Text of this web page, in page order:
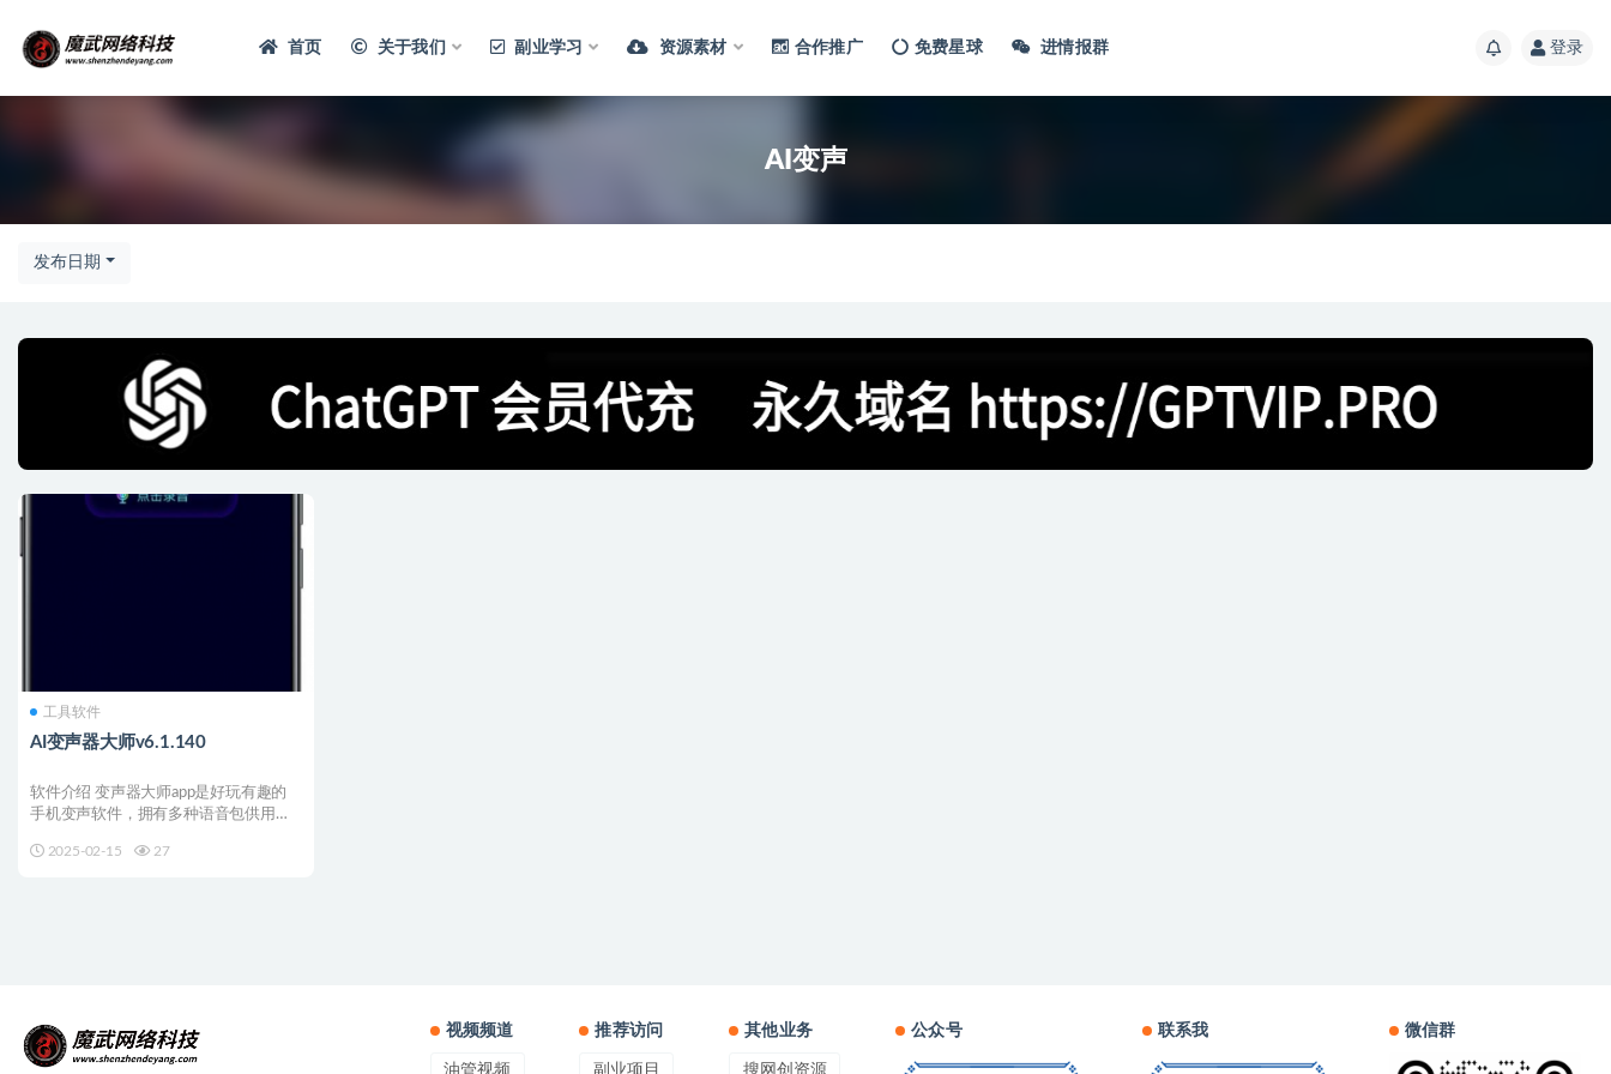
首页 关于我们 副业学习 资源素材 合作推广 免费星球 进情报群 登录
AI变声
发布日期
工具软件
AI变声器大师v6.1.140
软件介绍​ 变声器大师app是好玩有趣的
手机变声软件，拥有多种语音包供用户
2025-02-15
27
视频频道
油管视频
推荐访问
副业项目
其他业务
搜网创资源
公众号 联系我 微信群